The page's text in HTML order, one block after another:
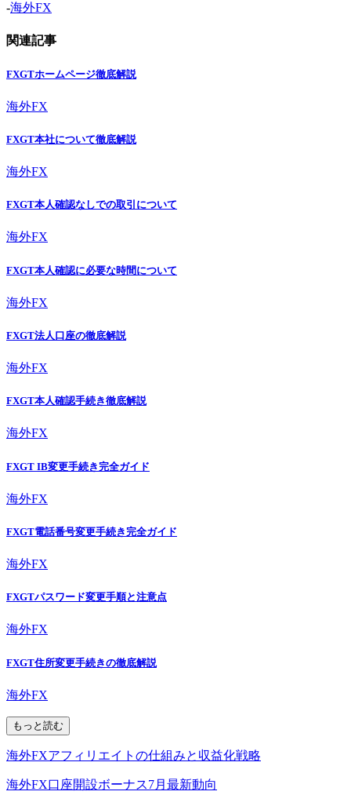
-海外FX
関連記事
FXGTホームページ徹底解説
海外FX
FXGT本社について徹底解説
海外FX
FXGT本人確認なしでの取引について
海外FX
FXGT本人確認に必要な時間について
海外FX
FXGT法人口座の徹底解説
海外FX
FXGT本人確認手続き徹底解説
海外FX
FXGT IB変更手続き完全ガイド
海外FX
FXGT電話番号変更手続き完全ガイド
海外FX
FXGTパスワード変更手順と注意点
海外FX
FXGT住所変更手続きの徹底解説
海外FX
もっと読む
海外FXアフィリエイトの仕組みと収益化戦略
海外FX口座開設ボーナス7月最新動向